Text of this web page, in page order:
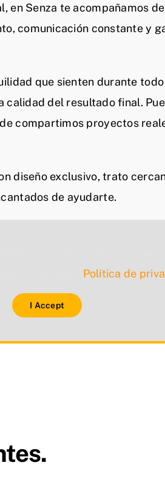
en Senza te acompañamos
comunicación constante y
que sienten durante
calidad del resultado final.
compartimos proyectos
diseño exclusivo, trato
de ayudarte.
Política de
I Accept